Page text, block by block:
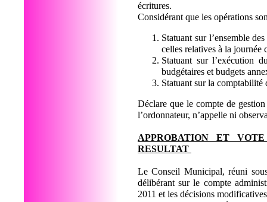
écritures.
Considérant que les opérations
Statuant sur l’ensemble
celles relatives à la journée
Statuant sur l’exécution
budgétaires et budgets
Statuant sur la
Déclare que le compte de
l’ordonnateur, n’appelle ni
APPROBATION ET
RESULTAT
Le Conseil Municipal, réuni
délibérant sur le compte
2011 et les décisions